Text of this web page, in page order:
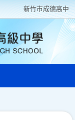
新竹巿成德高中